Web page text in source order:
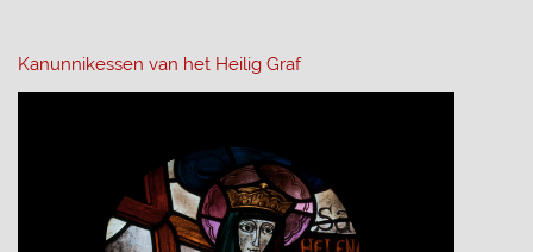
Kanunnikessen van het Heilig Graf